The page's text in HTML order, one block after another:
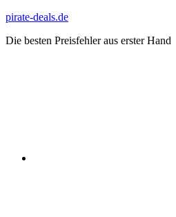
Zum
springen
pirate-deals.de
Die besten Preisfehler aus erster Hand